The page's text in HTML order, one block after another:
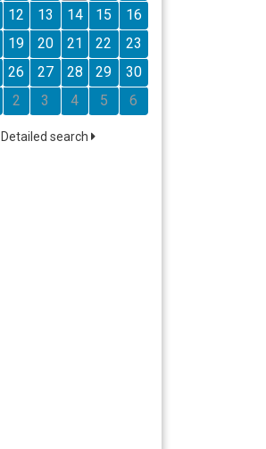
12 13 14 15
16
19 20 21 22
23
26 27 28 29
30
2 3 4 5 6
Detailed search